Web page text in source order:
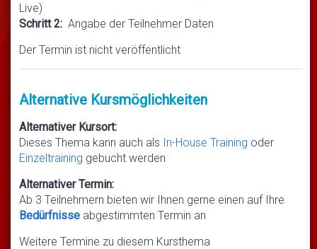
Live)
Schritt 2: Angabe der Teilnehmer Daten
Der Termin ist nicht veröffentlicht
Alternative Kursmöglichkeiten
Alternativer Kursort:
Dieses Thema kann auch als In-House Training oder
Einzeltraining gebucht werden
Alternativer Termin:
Ab 3 Teilnehmern bieten wir Ihnen gerne einen auf Ihre
Bedürfnisse abgestimmten Termin an
Weitere Termine zu diesem Kursthema